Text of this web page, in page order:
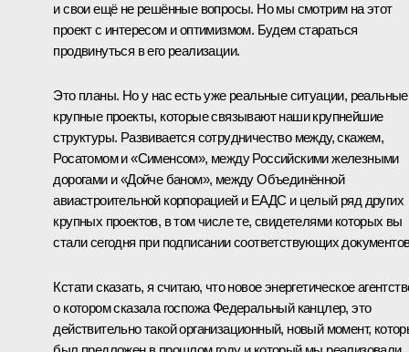
и свои ещё не решённые вопросы. Но мы смотрим на этот
проект с интересом и оптимизмом. Будем стараться
продвинуться в его реализации.
Это планы. Но у нас есть уже реальные ситуации, реальные
крупные проекты, которые связывают наши крупнейшие
структуры. Развивается сотрудничество между, скажем,
Росатомом и «Сименсом», между Российскими железными
дорогами и «Дойче баном», между Объединённой
авиастроительной корпорацией и ЕАДС и целый ряд других
крупных проектов, в том числе те, свидетелями которых вы
стали сегодня при подписании соответствующих
Кстати сказать, я считаю, что новое энергетическое
о котором сказала госпожа Федеральный канцлер, это
действительно такой организационный, новый момент,